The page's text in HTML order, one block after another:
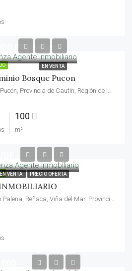
EN VENTA
pesos
Bosque Pucon
Los Boldos, Casabosque, Pucón, Provincia de Cautín, Región de la Araucanía, 4920561, Chile
100
m²
EN VENTA PRECIO OFERTA